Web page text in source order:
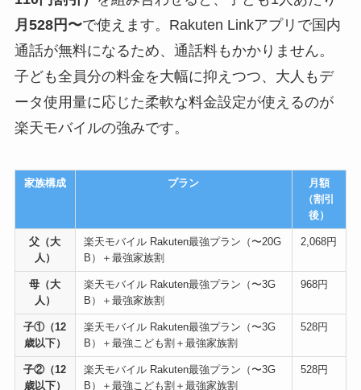
月528円〜で使えます。Rakuten Linkアプリで国内
通話が無料になるため、通話料もかかりません。
子ども全員分の料金を大幅に抑えつつ、大人もデ
ータ使用量に応じた柔軟な料金設定が使えるのが
楽天モバイルの強みです。
家族構成 プラン
月額
（割引
後）
父（大
人）
楽天モバイル Rakuten最強プラン（〜20G
B）＋最強家族割
2,068円
母（大
人）
楽天モバイル Rakuten最強プラン（〜3G
B）＋最強家族割
968円
子①（12
歳以下）
楽天モバイル Rakuten最強プラン（〜3G
B）＋最強こども割＋最強家族割
528円
子②（12
歳以下）
楽天モバイル Rakuten最強プラン（〜3G
B）＋最強こども割＋最強家族割
528円